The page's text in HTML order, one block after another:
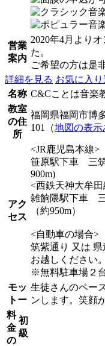
営業
案内
2020年4月より
た。
ご希望の方は是
詳細を見る お気に入り
名称 C&Cことは音楽
教室
の住
所
福岡県福岡市博
101（地図の表示
アク
セス
<JR鹿児島本線
笹原駅下車 三
900m)
<西鉄天神大牟田
雑餉隈駅下車
（約950m）
<自動車の場合>
筑紫通り 又は
お越しください。
※無料駐車場２
モッ
トー
生徒さんのペー
ンします。笑顔
料
金
の
初
級